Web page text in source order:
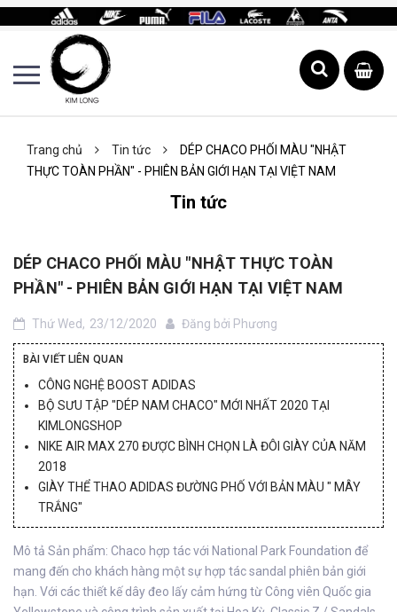
Trang chủ Tin tức
DÉP CHACO PHỐI MÀU "NHẬT
THỰC TOÀN PHẦN" - PHIÊN BẢN GIỚI HẠN TẠI VIỆT NAM
Tin tức
DÉP CHACO PHỐI MÀU "NHẬT THỰC TOÀN
PHẦN" - PHIÊN BẢN GIỚI HẠN TẠI VIỆT NAM
Thứ Wed, 23/12/2020 Đăng bởi Phương
BÀI VIẾT LIÊN QUAN
CÔNG NGHỆ BOOST ADIDAS
BỘ SƯU TẬP "DÉP NAM CHACO" MỚI NHẤT 2020 TẠI
KIMLONGSHOP
NIKE AIR MAX 270 ĐƯỢC BÌNH CHỌN LÀ ĐÔI GIÀY CỦA NĂM
2018
GIÀY THỂ THAO ADIDAS ĐƯỜNG PHỐ VỚI BẢN MÀU " MÂY
TRẮNG"
Mô tả Sản phẩm: Chaco hợp tác với National Park Foundation để
mang đến cho khách hàng một sự hợp tác sandal phiên bản giới
hạn. Với các thiết kế dây đeo lấy cảm hứng từ Công viên Quốc gia